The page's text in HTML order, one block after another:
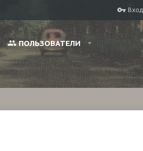
Вход
ПОЛЬЗОВАТЕЛИ